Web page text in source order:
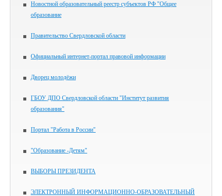
Новостной образовательный реестр субъектов РФ "Общее
образование
Правительство Свердловской области
Официальный интернет-портал правовой информации
Дворец молодёжи
ГБОУ ДПО Свердловской области "Институт развития
образования"
Портал "Работа в России"
"Образование -Детям"
ВЫБОРЫ ПРЕЗИДЕНТА
ЭЛЕКТРОННЫЙ ИНФОРМАЦИОННО-ОБРАЗОВАТЕЛЬНЫЙ